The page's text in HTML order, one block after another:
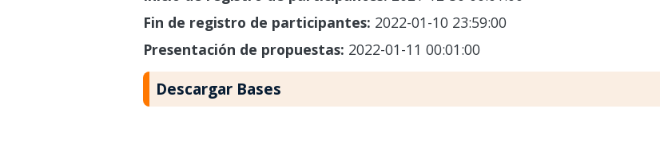
Fin de registro de participantes: 2022-01-10 23:59:00
Presentación de propuestas: 2022-01-11 00:01:00
Descargar Bases